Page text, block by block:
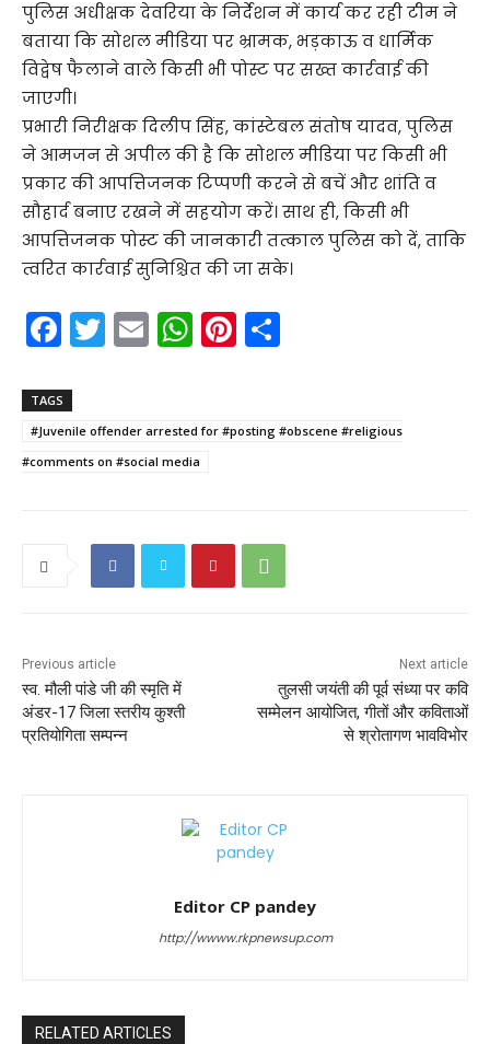
पुलिस अधीक्षक देवरिया के निर्देशन में कार्य कर रही टीम ने
बताया कि सोशल मीडिया पर भ्रामक, भड़काऊ व धार्मिक
विद्वेष फैलाने वाले किसी भी पोस्ट पर सख्त कार्रवाई की
जाएगी।
प्रभारी निरीक्षक दिलीप सिंह, कांस्टेबल संतोष यादव, पुलिस
ने आमजन से अपील की है कि सोशल मीडिया पर किसी भी
प्रकार की आपत्तिजनक टिप्पणी करने से बचें और शांति व
सौहार्द बनाए रखने में सहयोग करें। साथ ही, किसी भी
आपत्तिजनक पोस्ट की जानकारी तत्काल पुलिस को दें, ताकि
त्वरित कार्रवाई सुनिश्चित की जा सके।
F
a
c
e
b
T
w
er
E
m
l
W
h
ts
A
p
Pi
nt
e e
TAGS
#Juvenile offender arrested for #posting #obscene #religious
#comments on #social media
Previous article
स्व. मौली पांडे जी की स्मृति में
अंडर-17 जिला स्तरीय कुश्ती
प्रतियोगिता सम्पन्न
Next article
तुलसी जयंती की पूर्व संध्या पर कवि
सम्मेलन आयोजित, गीतों और कविताओं
से श्रोतागण भावविभोर
Editor CP pandey
http://wwww.rkpnewsup.com
RELATED ARTICLES